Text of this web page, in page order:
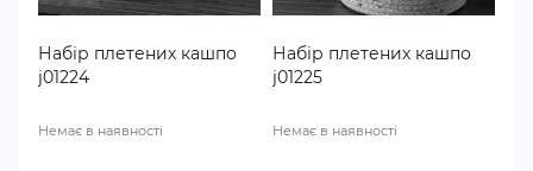
Набір плетених кашпо
j01224
Немає в наявності
Набір плетених кашпо
j01225
Немає в наявності